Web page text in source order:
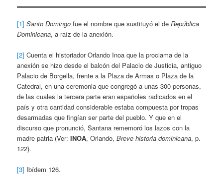
[1] Santo Domingo fue el nombre que sustituyó el deRepública
Dominicana, a raíz de la anexión.
[2] Cuenta el historiador Orlando Inoa que la proclama de la
anexión se hizo desde el balcón del Palacio de Justicia, antiguo
Palacio de Borgella, frente a la Plaza de Armas o Plaza de la
Catedral, en una ceremonia que congregó a unas 300 personas,
de las cuales la tercera parte eran españoles radicados en el
país y otra cantidad considerable estaba compuesta por tropas
desarmadas que fingían ser parte del pueblo. Y que en el
discurso que pronunció, Santana rememoró los lazos con la
madre patria (Ver:INOA, Orlando,Breve historia dominicana, p.
122).
[3] Ibídem 126.